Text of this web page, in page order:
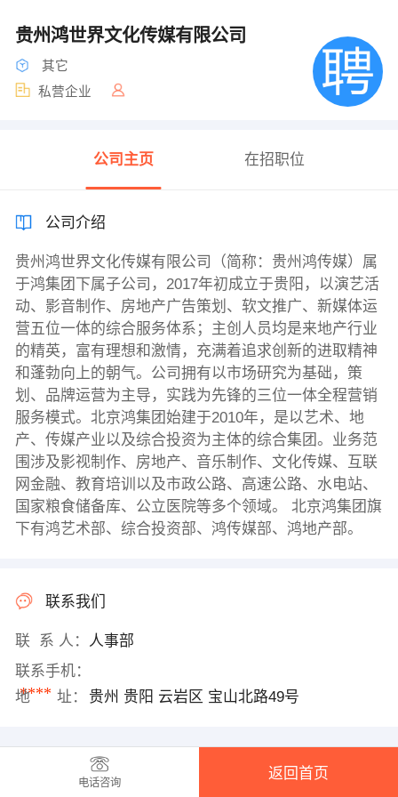
贵州鸿世界文化传媒有限公司
其它
私营企业
公司主页 在招职位
公司介绍
贵州鸿世界文化传媒有限公司（简称：贵州鸿传媒）属
于鸿集团下属子公司，2017年初成立于贵阳，以演艺活
动、影音制作、房地产广告策划、软文推广、新媒体运
营五位一体的综合服务体系；主创人员均是来地产行业
的精英，富有理想和激情，充满着追求创新的进取精神
和蓬勃向上的朝气。公司拥有以市场研究为基础，策
划、品牌运营为主导，实践为先锋的三位一体全程营销
服务模式。北京鸿集团始建于2010年，是以艺术、地
产、传媒产业以及综合投资为主体的综合集团。业务范
围涉及影视制作、房地产、音乐制作、文化传媒、互联
网金融、教育培训以及市政公路、高速公路、水电站、
国家粮食储备库、公立医院等多个领域。 北京鸿集团旗
下有鸿艺术部、综合投资部、鸿传媒部、鸿地产部。
联系我们
联 系 人： 人事部
联系手机：
****
地 址： 贵州 贵阳 云岩区 宝山北路49号
电话咨询
返回首页